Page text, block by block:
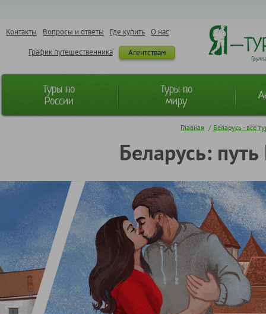
О нас
Где купить
Вопросы и ответы
Контакты
Агентствам
График путешественника
Туры по
России
Туры по
миру
Главная / Беларусь - все
Беларусь: